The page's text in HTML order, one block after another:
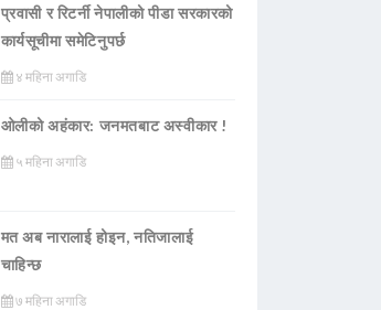
प्रवासी र रिटर्नी नेपालीको पीडा सरकारको
कार्यसूचीमा समेटिनुपर्छ
४ महिना अगाडि
ओलीको अहंकार: जनमतबाट अस्वीकार !
५ महिना अगाडि
मत अब नारालाई होइन, नतिजालाई
चाहिन्छ
७ महिना अगाडि